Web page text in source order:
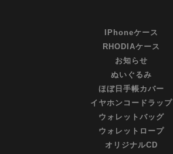
IPhoneケース
RHODIAケース
お知らせ
ぬいぐるみ
ほぼ日手帳カバー
イヤホンコードラップ
ウォレットバッグ
ウォレットロープ
オリジナルCD